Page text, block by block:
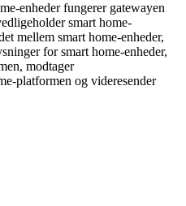
enheder fungerer gatewayen
smart home-
mellem smart home-enheder,
for smart home-enheder,
modtager
platformen og videresender